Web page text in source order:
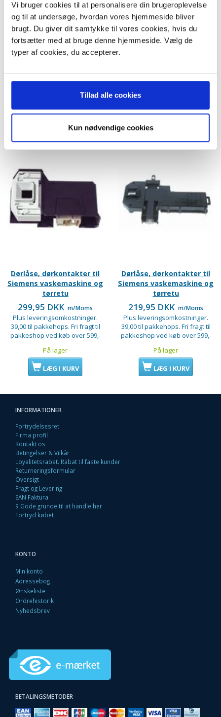
Vi bruger cookies til at personalisere din brugeroplevelse
og til at undersøge, hvordan vores hjemmeside bliver
brugt. Du giver dit samtykke til vores cookies, hvis du
fortsætter med at bruge denne hjemmeside. Vælg de
typer af cookies, du accepterer.
Tillad alle cookies
Kun nødvendige cookies
Dørlåse, dørkontakter til
Siemens vaskemaskine og
tørretu
409,95 DKKm/Moms
Plus leveringsomkostninger.
pakkeshop ved køb over 599,-
Dørlåse, dørkontakter til
Siemens vaskemaskine og
tørretu
209,95 DKKm/Moms
pakkeshop ved køb over 599,-
Dørlåse, dørkontakter til
Siemens vaskemaskine og
tørretu
299,95 DKK m/Moms
Plus leveringsomkostninger.
39,00 til pakkehops. Fri fragt til
pakkeshop ved køb over 599,-
På lager
LÆG I KURV
Dørlåse, dørkontakter til
Siemens vaskemaskine og
tørretu
219,95 DKK m/Moms
Plus leveringsomkostninger.
39,00 til pakkehops. Fri fragt til
pakkeshop ved køb over 599,-
På lager
LÆG I KURV
INFORMATIONER
Fortrydelsesret
Firma profil
Kontakt os
Betingelser & Vilkår
Loyalitetsrabat. Rabat til faste kunder
Returneringsformular
Oversigt
Fragt og Levering
EAN Faktura
9 Gode grunde til at handle her
Fortryd købet
KONTO
Min konto
Adressebog
Ønskeliste
Ordrehistorik
Nyhedsbrev
BETALINGSMETODER